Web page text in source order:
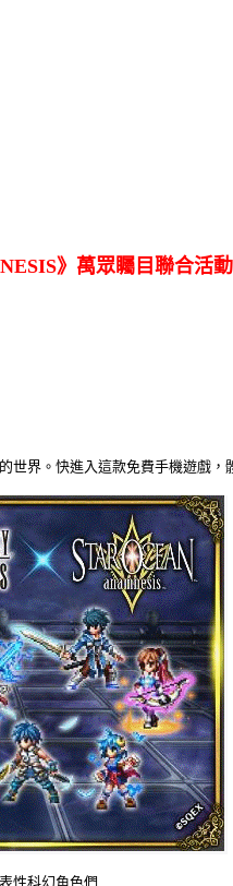
》萬眾矚目聯合活動
世界。快進入這款免費手機遊戲，
性科幻角色們